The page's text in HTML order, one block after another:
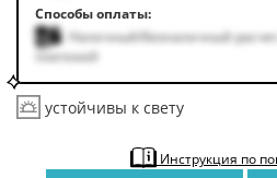
Способы оплаты:
Наличный/безналичный
платежей
устойчивы к свету
Инструкция по